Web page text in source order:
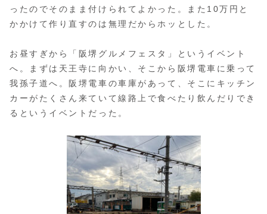
ったのでそのまま付けられてよかった。また10万円と
かかけて作り直すのは無理だからホッとした。
お昼すぎから「阪堺グルメフェスタ」というイベント
へ。まずは天王寺に向かい、そこから阪堺電車に乗って
我孫子道へ。阪堺電車の車庫があって、そこにキッチン
カーがたくさん来ていて線路上で食べたり飲んだりでき
るというイベントだった。